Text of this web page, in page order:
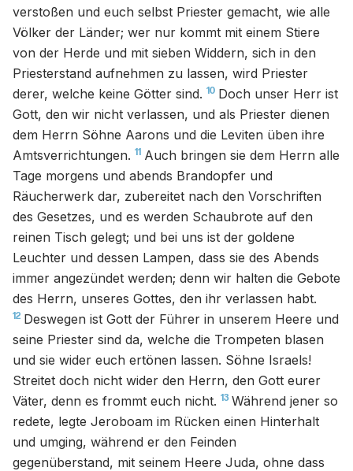
verstoßen und euch selbst Priester gemacht, wie alle
Völker der Länder; wer nur kommt mit einem Stiere
von der Herde und mit sieben Widdern, sich in den
Priesterstand aufnehmen zu lassen, wird Priester
derer, welche keine Götter sind. 10 Doch unser Herr ist
Gott, den wir nicht verlassen, und als Priester dienen
dem Herrn Söhne Aarons und die Leviten üben ihre
Amtsverrichtungen. 11 Auch bringen sie dem Herrn alle
Tage morgens und abends Brandopfer und
Räucherwerk dar, zubereitet nach den Vorschriften
des Gesetzes, und es werden Schaubrote auf den
reinen Tisch gelegt; und bei uns ist der goldene
Leuchter und dessen Lampen, dass sie des Abends
immer angezündet werden; denn wir halten die Gebote
des Herrn, unseres Gottes, den ihr verlassen habt.
12 Deswegen ist Gott der Führer in unserem Heere und
seine Priester sind da, welche die Trompeten blasen
und sie wider euch ertönen lassen. Söhne Israels!
Streitet doch nicht wider den Herrn, den Gott eurer
Väter, denn es frommt euch nicht. 13 Während jener so
redete, legte Jeroboam im Rücken einen Hinterhalt
und umging, während er den Feinden
gegenüberstand, mit seinem Heere Juda, ohne dass